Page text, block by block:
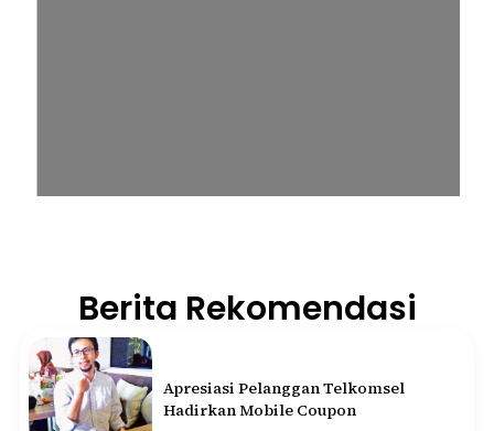
Berita Rekomendasi
Apresiasi Pelanggan Telkomsel
Hadirkan Mobile Coupon